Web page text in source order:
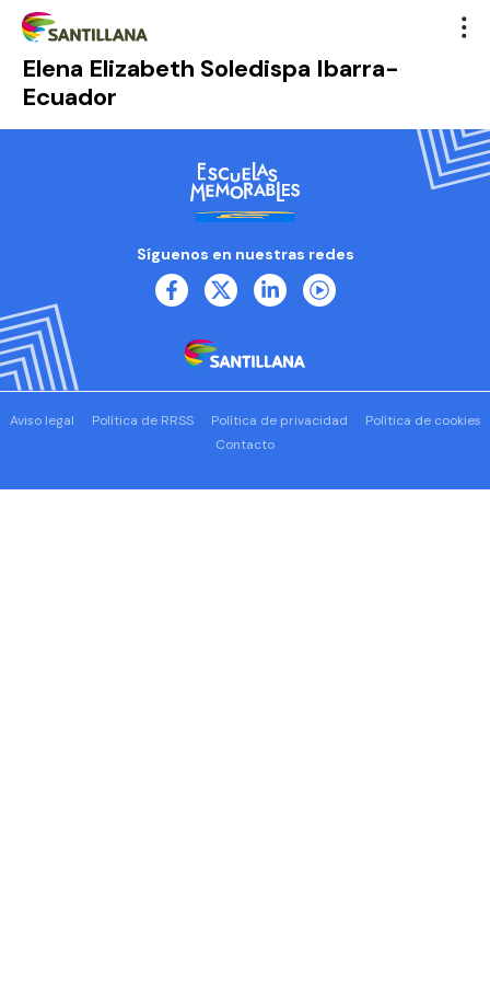
Elena Elizabeth Soledispa Ibarra-
Ecuador
Síguenos en nuestras redes
Aviso legal Política de RRSS Política de privacidad
Política de cookies
Contacto